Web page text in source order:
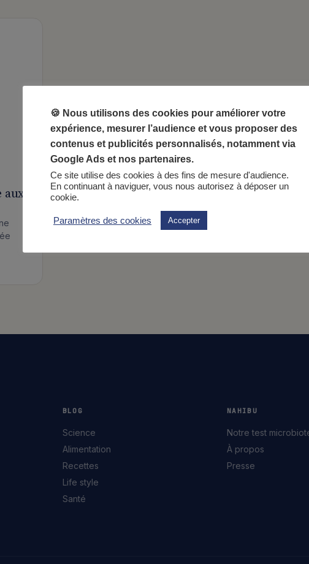
aux algues
BLOG
Science
Alimentation
Recettes
Life style
Santé
NAHIBU
Notre test
À propos
Presse
🍪 Nous utilisons des cookies pour améliorer votre
expérience, mesurer l’audience et vous proposer des
contenus et publicités personnalisés, notamment via
Google Ads et nos partenaires.
Ce site utilise des cookies à des fins de mesure d'audience.
En continuant à naviguer, vous nous autorisez à déposer un
cookie.
Paramètres des cookies Accepter